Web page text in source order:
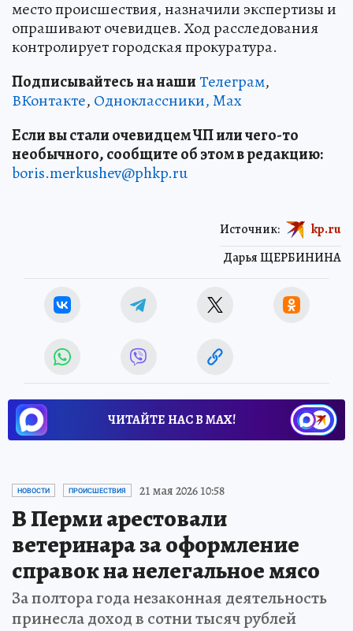
место происшествия, назначили экспертизы и
опрашивают очевидцев. Ход расследования
контролирует городская прокуратура.
Подписывайтесь на нашиТелеграм,
ВКонтакте, Одноклассники,Max
Если вы стали очевидцем ЧП или чего-то
необычного, сообщите об этом в редакцию:
boris.merkushev@phkp.ru
Дарья ЩЕРБИНИНА
Источник: kp.ru
ЧИТАЙТЕ НАС В МАХ!
НОВОСТИ ПРОИСШЕСТВИЯ 21 мая 2026 10:58
В Перми арестовали
ветеринара за оформление
справок на нелегальное мясо
За полтора года незаконная деятельность
принесла доход в сотни тысяч рублей